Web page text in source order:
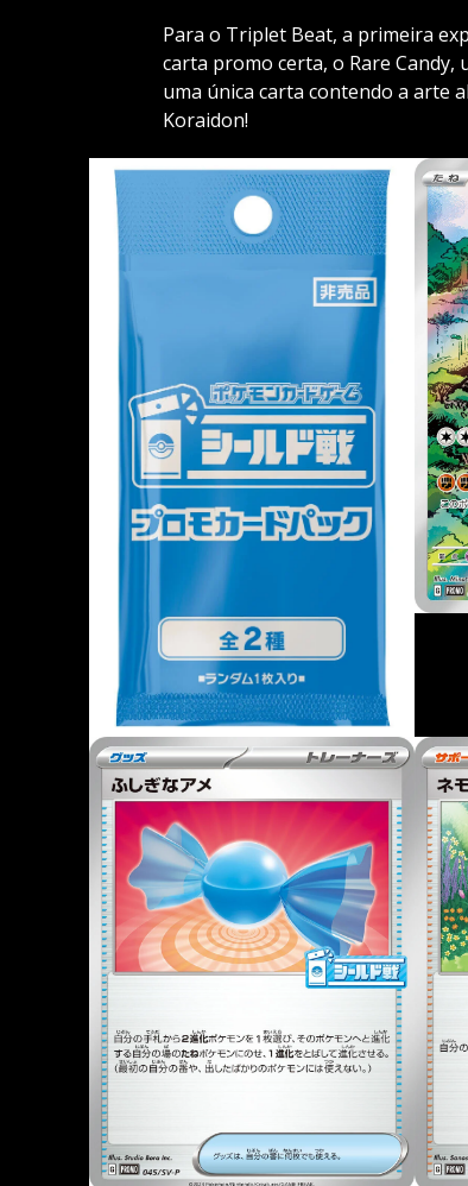
Para o Triplet Beat, a primeira
carta promo certa, o Rare
uma única carta contendo a arte
Koraidon!